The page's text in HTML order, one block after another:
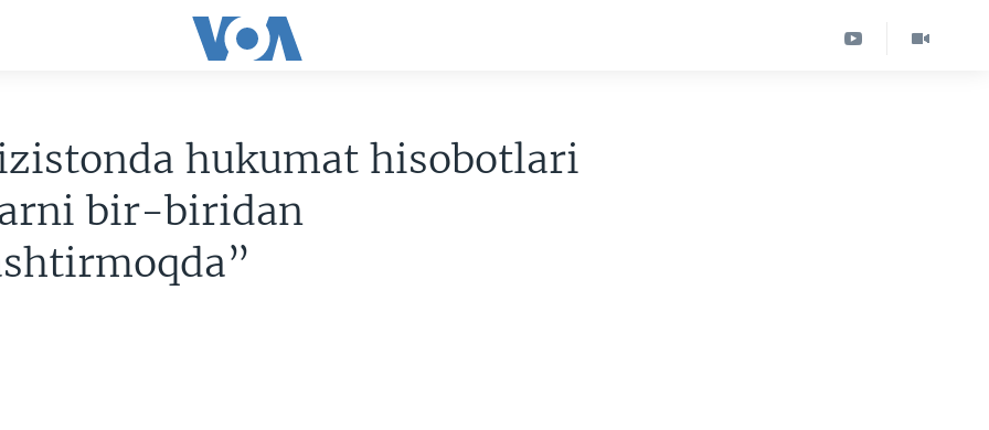
hukumat hisobotlari
bir-biridan